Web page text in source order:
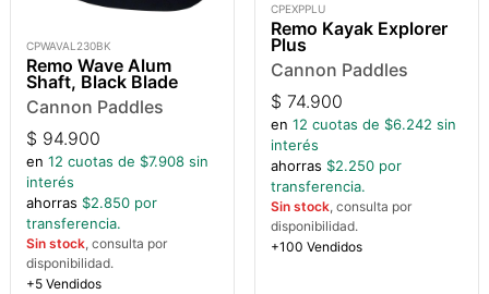
CPWAVAL230BK
Remo Wave Alum
Shaft, Black Blade
Cannon Paddles
$ 94.900
en 12 cuotas de $7.908 sin
interés
ahorras $2.850 por
transferencia.
Sin stock, consulta por
disponibilidad.
+5 Vendidos
CPEXPPLU
Remo Kayak Explorer
Plus
Cannon Paddles
$ 74.900
en 12 cuotas de $6.242 sin
interés
ahorras $2.250 por
transferencia.
Sin stock , consulta por
disponibilidad.
+100 Vendidos